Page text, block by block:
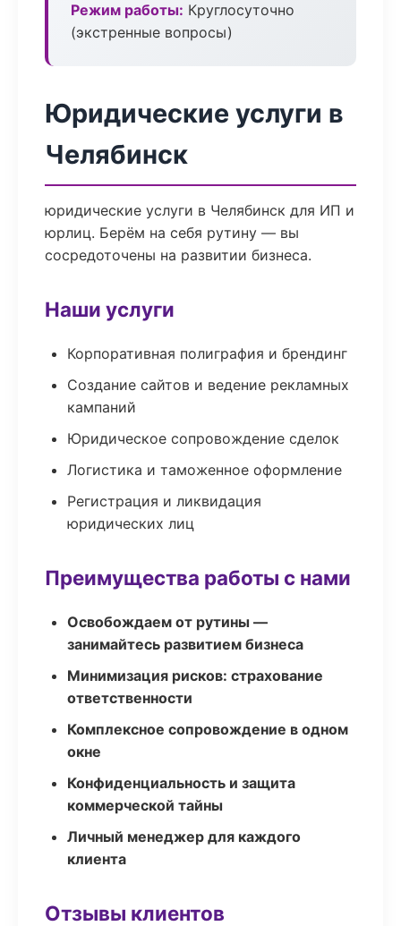
Режим работы: Круглосуточно
(экстренные вопросы)
Юридические услуги в
Челябинск
юридические услуги в Челябинск для ИП и
юрлиц. Берём на себя рутину — вы
сосредоточены на развитии бизнеса.
Наши услуги
Корпоративная полиграфия и брендинг
Создание сайтов и ведение рекламных
кампаний
Юридическое сопровождение сделок
Логистика и таможенное оформление
Регистрация и ликвидация
юридических лиц
Преимущества работы с нами
Освобождаем от рутины —
занимайтесь развитием бизнеса
Минимизация рисков: страхование
ответственности
Комплексное сопровождение в одном
окне
Конфиденциальность и защита
коммерческой тайны
Личный менеджер для каждого
клиента
Отзывы клиентов